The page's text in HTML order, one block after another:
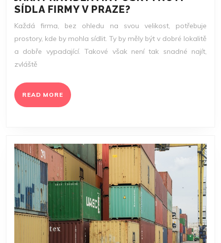
SÍDLA FIRMY V PRAZE?
PRAVIDLA
MÁ
POSKYTNUTÍ
SÍDLA
Každá firma, bez ohledu na svou velikost, potřebuje
prostory, kde by mohla sídlit. Ty by měly být v dobré lokalitě
a dobře vypadající. Takové však není tak snadné najít,
zvláště
READ MORE READ
MORE